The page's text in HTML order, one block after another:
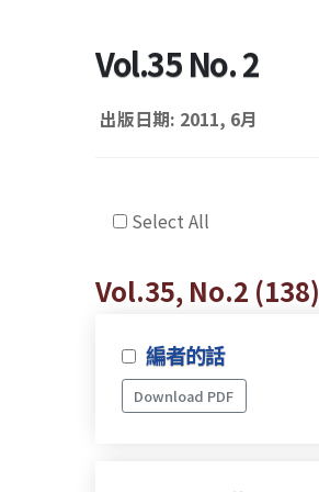
Vol.35 No. 2
出版日期: 2011, 6月
Select All
Vol.35, No.2 (138)
編者的話
Download PDF